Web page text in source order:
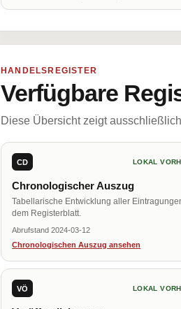
HANDELSREGISTER
Verfügbare
Diese Übersicht zeigt
CD LOKAL
Chronologischer Auszug
Tabellarische Entwicklung aller
dem Registerblatt.
Abrufstand 2024-03-12
Chronologischen Auszug ansehen
VÖ LOKAL